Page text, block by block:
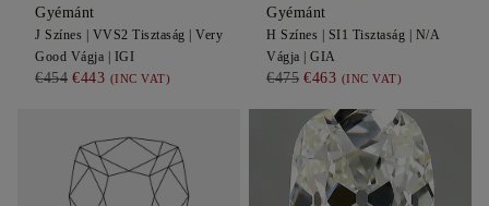
Gyémánt
J Színes | VVS2 Tisztaság | Very
Good Vágja | IGI
€454 €443 (INC VAT)
Gyémánt
H Színes | SI1 Tisztaság | N/A
Vágja | GIA
€475 €463 (INC VAT)